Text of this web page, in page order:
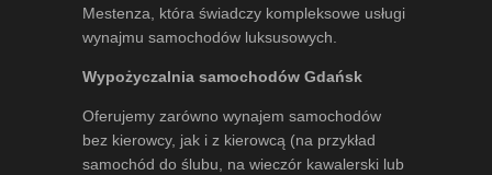
Mestenza, która świadczy kompleksowe usługi
wynajmu samochodów luksusowych.
Wypożyczalnia samochodów Gdańsk
Oferujemy zarówno wynajem samochodów
bez kierowcy, jak i z kierowcą (na przykład
samochód do ślubu, na wieczór kawalerski lub